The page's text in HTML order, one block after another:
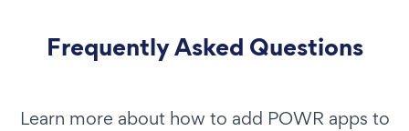
Frequently Asked Questions
Learn more about how to add POWR apps to